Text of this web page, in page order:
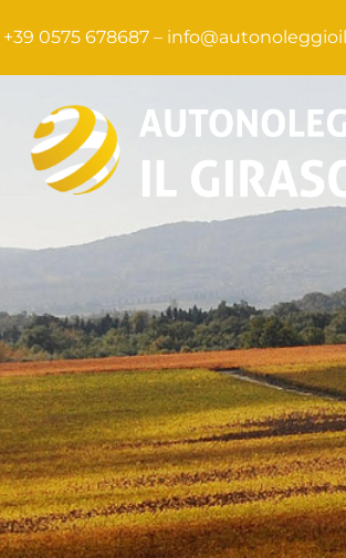
+39 0575 678687 –